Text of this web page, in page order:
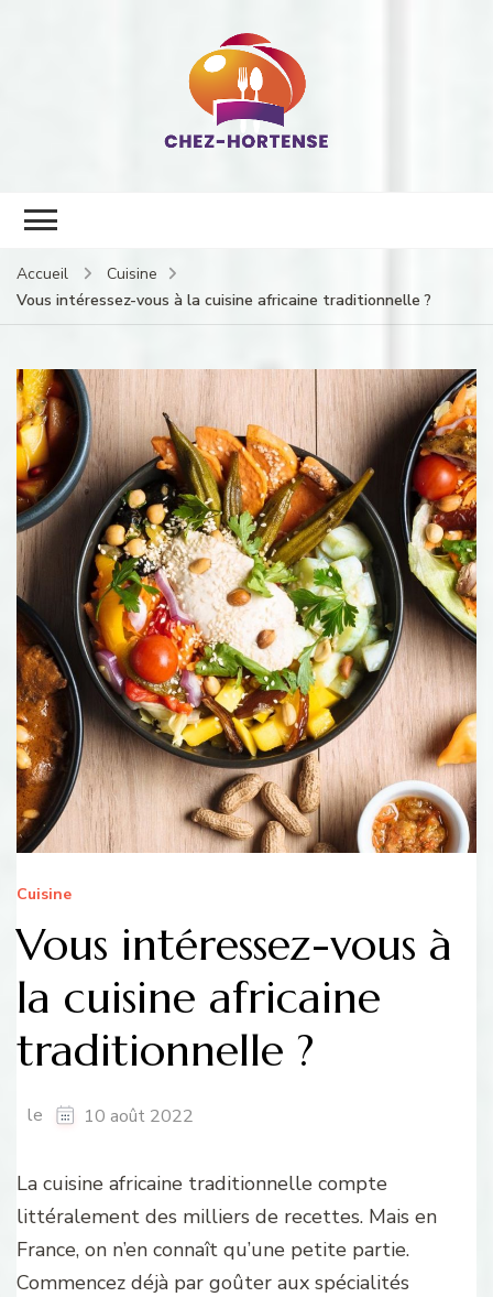
Accueil
Cuisine
Vous intéressez-vous à la cuisine africaine traditionnelle ?
Cuisine
Vous intéressez-vous à
la cuisine africaine
traditionnelle ?
le 10 août 2022
La cuisine africaine traditionnelle compte
littéralement des milliers de recettes. Mais en
France, on n’en connaît qu’une petite partie.
Commencez déjà par goûter aux spécialités